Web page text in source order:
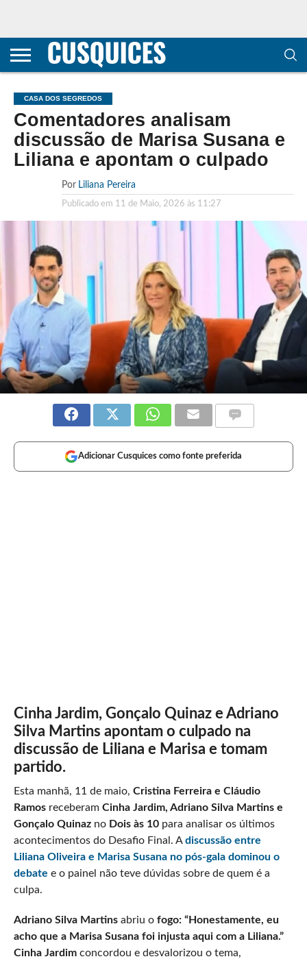
CONTACTOS
HOME
POLÍTICA DE
E COOKIES
SOBRE
TERMOS E
TRANSPARÊNCIA
METODOLOGIA
CASA DOS SEGREDOS
Comentadores analisam
discussão de Marisa Susana e
Liliana e apontam o culpado
Por Liliana Pereira
Publicado em 11 de Maio, 2026 às 11:27
Adicionar Cusquices como fonte preferida
Cinha Jardim, Gonçalo Quinaz e Adriano
Silva Martins apontam o culpado na
discussão de Liliana e Marisa e tomam
partido.
Esta manhã, 11 de maio, Cristina Ferreira e Cláudio
Ramosreceberam Cinha Jardim, Adriano Silva Martins e
Gonçalo Quinazno Dois às 10para analisar os últimos
acontecimentos do Desafio Final. Adiscussão entre
Liliana Oliveira e Marisa Susana no pós-gala dominou o
debate e o painel não teve dúvidas sobre de quem é a
culpa.
Adriano Silva Martinsabriu o fogo: “Honestamente, eu
acho que a Marisa Susana foi injusta aqui com a Liliana.”
Cinha Jardimconcordou e desvalorizou o tema,